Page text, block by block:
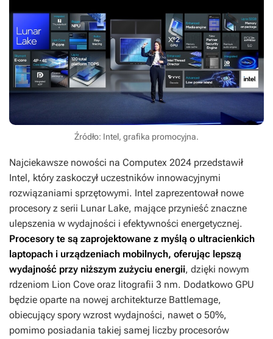
Źródło: Intel, grafika promocyjna.
Najciekawsze nowości na Computex 2024 przedstawił
Intel, który zaskoczył uczestników innowacyjnymi
rozwiązaniami sprzętowymi. Intel zaprezentował nowe
procesory z serii Lunar Lake, mające przynieść znaczne
ulepszenia w wydajności i efektywności energetycznej.
Procesory te są zaprojektowane z myślą o ultracienkich
laptopach i urządzeniach mobilnych, oferując lepszą
wydajność przy niższym zużyciu energii, dzięki nowym
rdzeniom Lion Cove oraz litografii 3 nm. Dodatkowo GPU
będzie oparte na nowej architekturze Battlemage,
obiecujący spory wzrost wydajności, nawet o 50%,
pomimo posiadania takiej samej liczby procesorów